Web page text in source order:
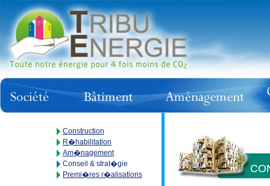
Construction
R�habilitation
Am�nagement
Conseil & strat�gie
Premi�res r�alisations